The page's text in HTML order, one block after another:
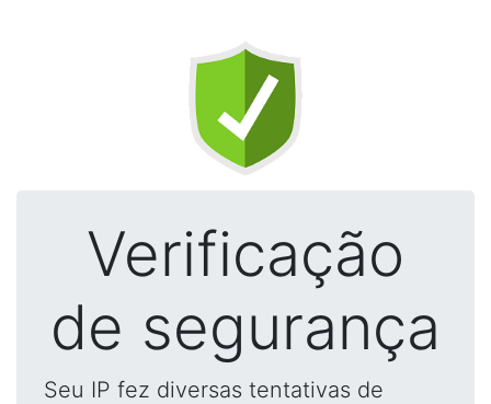
Verificação
de segurança
Seu IP fez diversas tentativas de